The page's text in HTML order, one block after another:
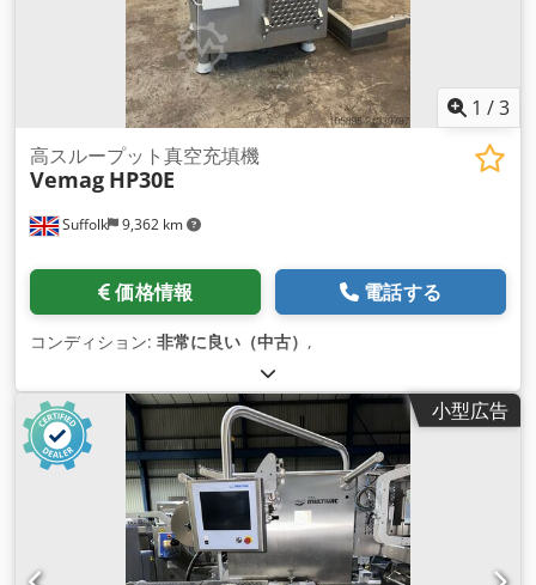
1 /3
Suffolk 9,362 km
高スループット真空充填機
Vemag HP30E
価格情報 電話する
コンディション: 非常に良い（中古） ,
小型広告